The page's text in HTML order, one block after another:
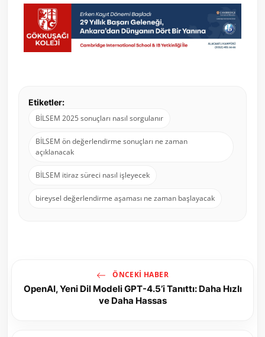
Etiketler:
BİLSEM 2025 sonuçları nasıl sorgulanır
BİLSEM ön değerlendirme sonuçları ne zaman
açıklanacak
BİLSEM itiraz süreci nasıl işleyecek
bireysel değerlendirme aşaması ne zaman başlayacak
ÖNCEKI HABER
OpenAI, Yeni Dil Modeli GPT-4.5’i Tanıttı: Daha Hızlı
ve Daha Hassas